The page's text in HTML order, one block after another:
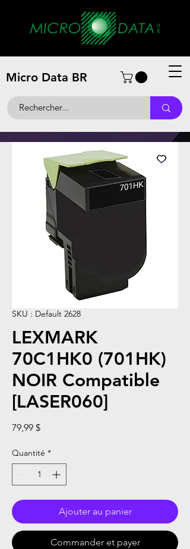
Micro Data BR
SKU : Default 2628
LEXMARK
70C1HK0 (701HK)
NOIR Compatible
[LASER060]
79,99 $Prix
Quantité *
Ajouter au panier
Commander et payer